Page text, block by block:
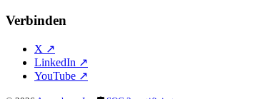
Verbinden
X ↗
LinkedIn ↗
YouTube ↗